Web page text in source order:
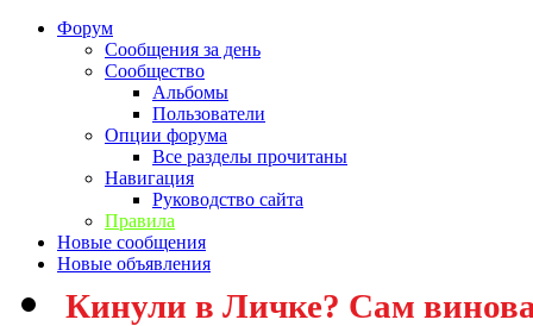
Форум
Сообщения за день
Сообщество
Альбомы
Пользователи
Опции форума
Все разделы прочитаны
Навигация
Руководство сайта
Правила
Новые сообщения
Новые объявления
Кинули в Личке? Сам